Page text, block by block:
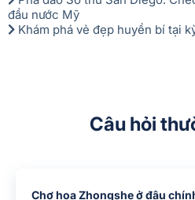
đầu nước Mỹ
Khám phá vẻ đẹp huyền bí tại
Câu hỏi
Chợ hoa Zhongshe ở đâu